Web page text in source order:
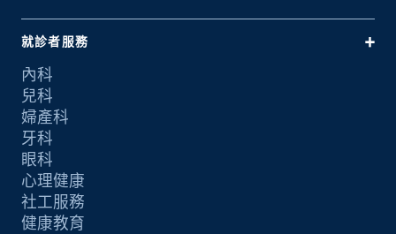
就診者服務
內科
兒科
婦產科
牙科
眼科
心理健康
社工服務
健康教育